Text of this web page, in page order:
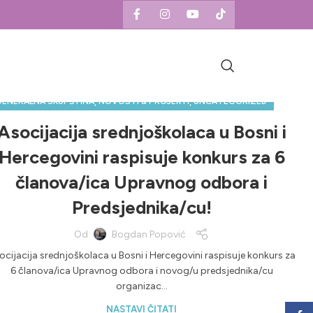
SKUPŠTINA,NOVOSTI & PROJEKTI,UNCATEGORIZED
srednjoškolaca u Bosni i
Hercegovini raspisuje konkurs za 6
članova/ica Upravnog odbora i
Predsjednika/cu!
Od
Bogdan Popović
srednjoškolaca u Bosni i Hercegovini raspisuje konkurs za
6 članova/ica Upravnog odbora i novog/u predsjednika/cu
organizac...
NASTAVI ČITATI